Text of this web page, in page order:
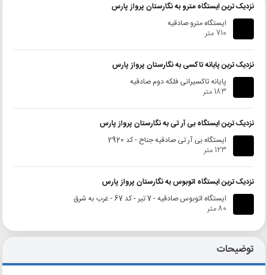
نزدیک ترین ایستگاه مترو به نگارستان پرواز پارس
ایستگاه مترو صادقیه
710 متر
نزدیک ترین پایانه تاکسی به نگارستان پرواز پارس
پایانه تاکسیرانی فلکه دوم صادقیه
183 متر
نزدیک ترین ایستگاه بی آر تی به نگارستان پرواز پارس
ایستگاه بی آر تی صادقیه جناح - کد 2920
123 متر
نزدیک ترین ایستگاه اتوبوس به نگارستان پرواز پارس
ایستگاه اتوبوس صادقیه - 7 تیر - کد 67 - غرب به شرق
80 متر
توضیحات